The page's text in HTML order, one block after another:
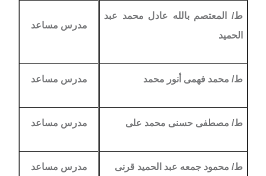
ط/ المعتصم بالله عادل محمد عبد
الحميد
مدرس مساعد
ط/ محمد فهمى أنور محمد مدرس مساعد
ط/ مصطفى حسنى محمد على مدرس مساعد
ط/ محمود جمعه عبد الحميد قرنى مدرس مساعد